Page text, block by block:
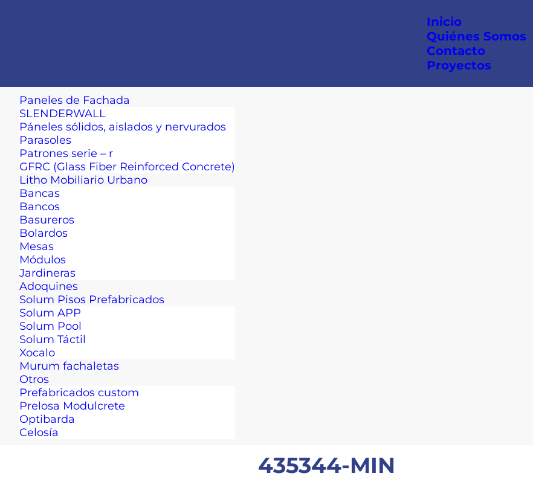
Inicio
Quiénes Somos
Contacto
Proyectos
Paneles de Fachada
SLENDERWALL
Páneles sólidos, aislados y nervurados
Parasoles
Patrones serie – r
GFRC (Glass Fiber Reinforced Concrete)
Litho Mobiliario Urbano
Bancas
Bancos
Basureros
Bolardos
Mesas
Módulos
Jardineras
Adoquines
Solum Pisos Prefabricados
Solum APP
Solum Pool
Solum Táctil
Xocalo
Murum fachaletas
Otros
Prefabricados custom
Prelosa Modulcrete
Optibarda
Celosía
435344-MIN